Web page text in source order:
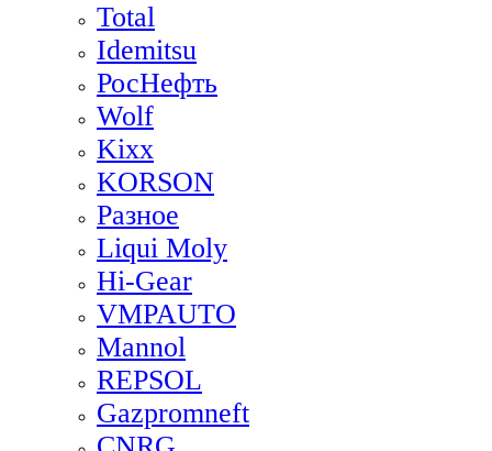
Total
Idemitsu
РосНефть
Wolf
Kixx
KORSON
Разное
Liqui Moly
Hi-Gear
VMPAUTO
Mannol
REPSOL
Gazpromneft